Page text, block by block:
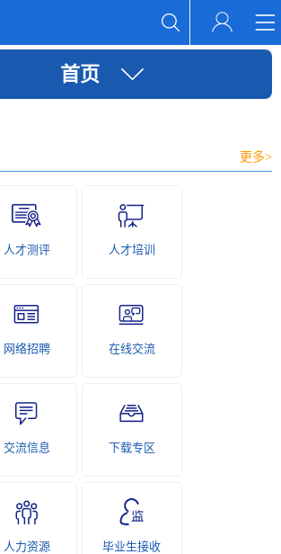
首页
更多>
人才测评 人才培训
网络招聘 在线交流
交流信息 下载专区
人力资源
毕业生接收